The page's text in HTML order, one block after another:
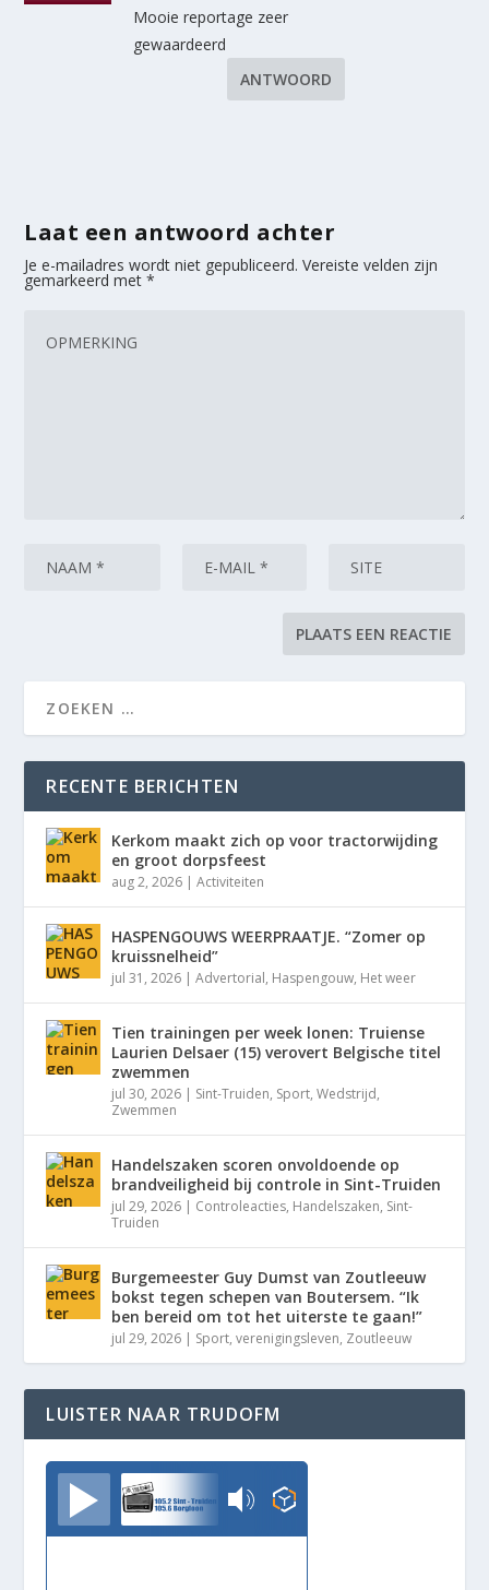
Mooie reportage zeer
gewaardeerd
ANTWOORD
Laat een antwoord achter
Je e-mailadres wordt niet gepubliceerd. Vereiste velden zijn
gemarkeerd met*
RECENTE BERICHTEN
Kerkom maakt zich op voor tractorwijding
en groot dorpsfeest
aug 2, 2026 |Activiteiten
HASPENGOUWS WEERPRAATJE. “Zomer op
kruissnelheid”
jul 31, 2026 |Advertorial, Haspengouw, Het weer
Tien trainingen per week lonen: Truiense
Laurien Delsaer (15) verovert Belgische titel
zwemmen
jul 30, 2026 | Sint-Truiden, Sport,Wedstrijd,
Zwemmen
Handelszaken scoren onvoldoende op
brandveiligheid bij controle in Sint-Truiden
jul 29, 2026 | Controleacties, Handelszaken, Sint-
Truiden
Burgemeester Guy Dumst van Zoutleeuw
bokst tegen schepen van Boutersem. “Ik
ben bereid om tot het uiterste te gaan!”
jul 29, 2026 | Sport,verenigingsleven, Zoutleeuw
LUISTER NAAR TRUDOFM
TrudoFM